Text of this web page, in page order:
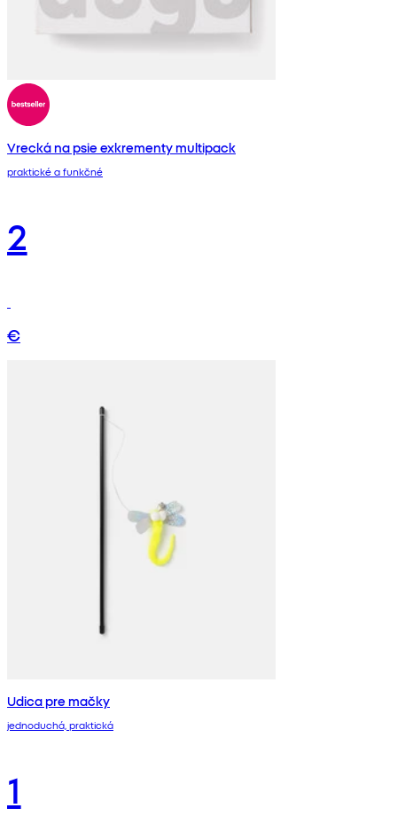
Vrecká na psie exkrementy multipack
praktické a funkčné
2
€
Udica pre mačky
jednoduchá, praktická
1